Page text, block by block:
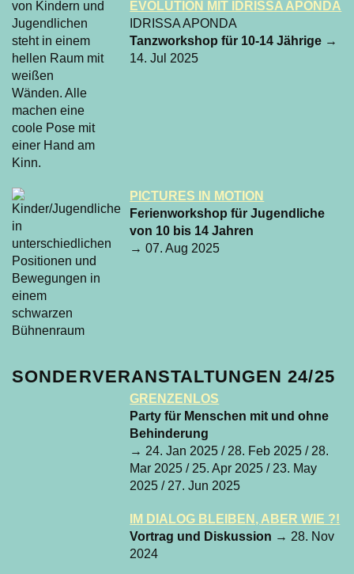
EVOLUTION MIT IDRISSA APONDA
IDRISSA APONDA
Tanzworkshop für 10-14 Jährige →
14. Jul 2025
PICTURES IN MOTION
Ferienworkshop für Jugendliche
von 10 bis 14 Jahren
→ 07. Aug 2025
SONDERVERANSTALTUNGEN 24/25
GRENZENLOS
Party für Menschen mit und ohne
Behinderung
→ 24. Jan 2025 / 28. Feb 2025 / 28.
Mar 2025 / 25. Apr 2025 / 23. May
2025 / 27. Jun 2025
IM DIALOG BLEIBEN, ABER WIE ?!
Vortrag und Diskussion → 28. Nov
2024